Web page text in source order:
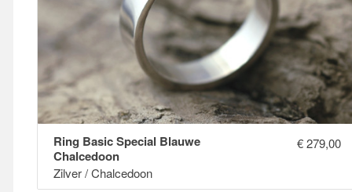
Ring Basic Special Blauwe
Chalcedoon
Zilver / Chalcedoon
€279,00